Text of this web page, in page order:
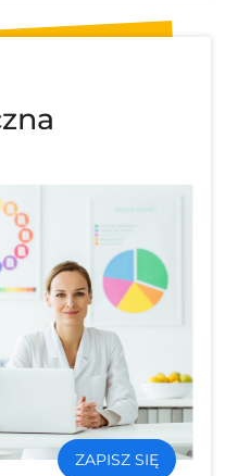
ZAPISZ SIĘ